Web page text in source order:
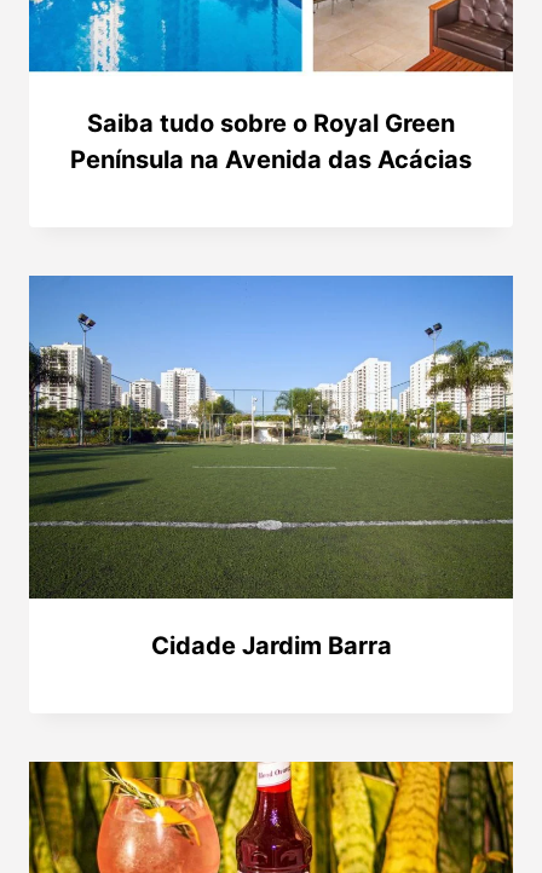
Saiba tudo sobre o Royal Green
Península na Avenida das Acácias
Cidade Jardim Barra